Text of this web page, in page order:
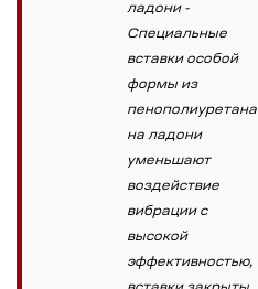
ладони -
Специальные
вставки особой
формы из
пенополиуретана
на ладони
уменьшают
воздействие
вибрации с
высокой
эффективностью,